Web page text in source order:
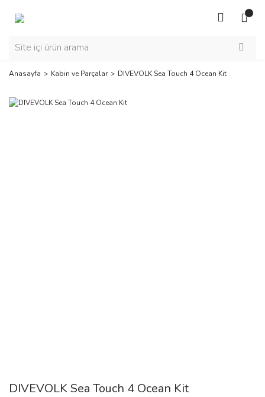
Anasayfa Kabin ve Parçalar DIVEVOLK Sea Touch 4 Ocean Kit
DIVEVOLK Sea Touch 4 Ocean Kit